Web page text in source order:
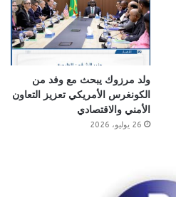
ولد مرزوك يبحث مع وفد من
الكونغرس الأمريكي تعزيز التعاون
الأمني والاقتصادي
26 يوليو، 2026